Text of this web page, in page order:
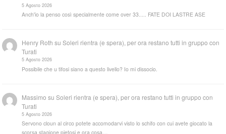
5 Agosto 2026
Anch'io la penso così specialmente come over 33..... FATE DOI LASTRE ASE
Henry Roth suSoleri rientra (e spera), per ora restano tutti in gruppo con
Turati
5 Agosto 2026
Possibile che u tifosi siano a questo livello? Io mi dissocio.
Massimo suSoleri rientra (e spera), per ora restano tutti in gruppo con
Turati
5 Agosto 2026
Servono cloun al circo potete accomodarvi visto lo schifo con cui avete giocato la
scorsa stagione pietosi e ora cosa…